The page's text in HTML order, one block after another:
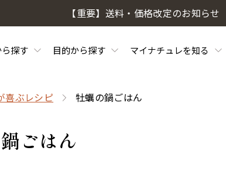
【重要】送料・価格改定のお知らせ
探す 目的から探す マイナチュレを知る
喜ぶレシピ 牡蠣の鍋ごはん
ごはん